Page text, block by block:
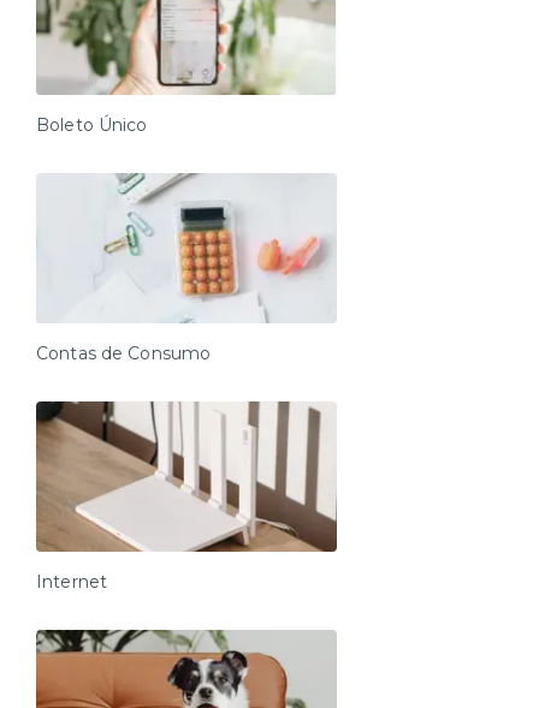
Boleto Único
Contas de Consumo
Internet